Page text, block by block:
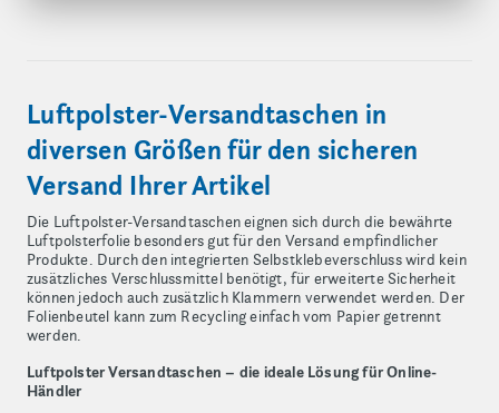
Luftpolster-Versandtaschen in
diversen Größen für den sicheren
Versand Ihrer Artikel
Die Luftpolster-Versandtaschen eignen sich durch die bewährte
Luftpolsterfolie besonders gut für den Versand empfindlicher
Produkte. Durch den integrierten Selbstklebeverschluss wird kein
zusätzliches Verschlussmittel benötigt, für erweiterte Sicherheit
können jedoch auch zusätzlich Klammern verwendet werden. Der
Folienbeutel kann zum Recycling einfach vom Papier getrennt
werden.
Luftpolster Versandtaschen – die ideale Lösung für Online-
Händler